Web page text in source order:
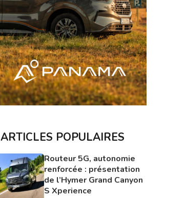
ARTICLES POPULAIRES
Routeur 5G, autonomie
renforcée : présentation
de l’Hymer Grand Canyon
S Xperience